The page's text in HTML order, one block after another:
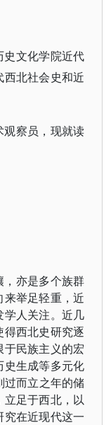
史文化学院近代
西北社会史和近
观察员，现就读
亦是多个族群
举足轻重，近
人关注。近几
西北史研究逐
民族主义的宏
生成等多元化
而立之年的储
足于西北，以
在近现代这一